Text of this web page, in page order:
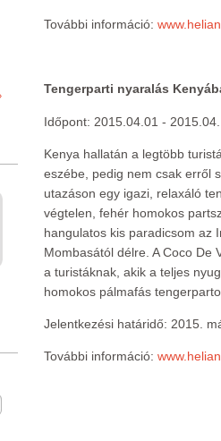
További információ:
Tengerparti nyaralás
Időpont: 2015.04.01 -
Kenya hallatán a legtöbb
eszébe, pedig nem csak erről
utazáson egy igazi, relaxáló
végtelen, fehér homokos
hangulatos kis paradicsom az
Mombasától délre. A Coco De
a turistáknak, akik a teljes
homokos pálmafás
Jelentkezési határidő: 2015.
További információ: